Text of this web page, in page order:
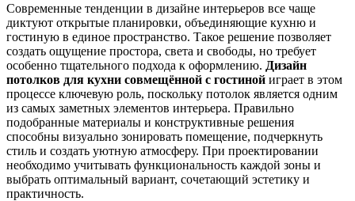
Современные тенденции в дизайне интерьеров все чаще
диктуют открытые планировки, объединяющие кухню и
гостиную в единое пространство. Такое решение позволяет
создать ощущение простора, света и свободы, но требует
особенно тщательного подхода к оформлению. Дизайн
потолков для кухни совмещённой с гостиной играет в этом
процессе ключевую роль, поскольку потолок является одним
из самых заметных элементов интерьера. Правильно
подобранные материалы и конструктивные решения
способны визуально зонировать помещение, подчеркнуть
стиль и создать уютную атмосферу. При проектировании
необходимо учитывать функциональность каждой зоны и
выбрать оптимальный вариант, сочетающий эстетику и
практичность.